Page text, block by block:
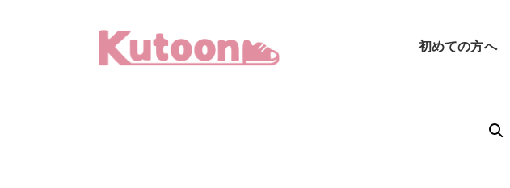
初めての方へ